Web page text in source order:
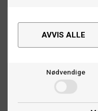
AVVIS ALLE
Nødvendige